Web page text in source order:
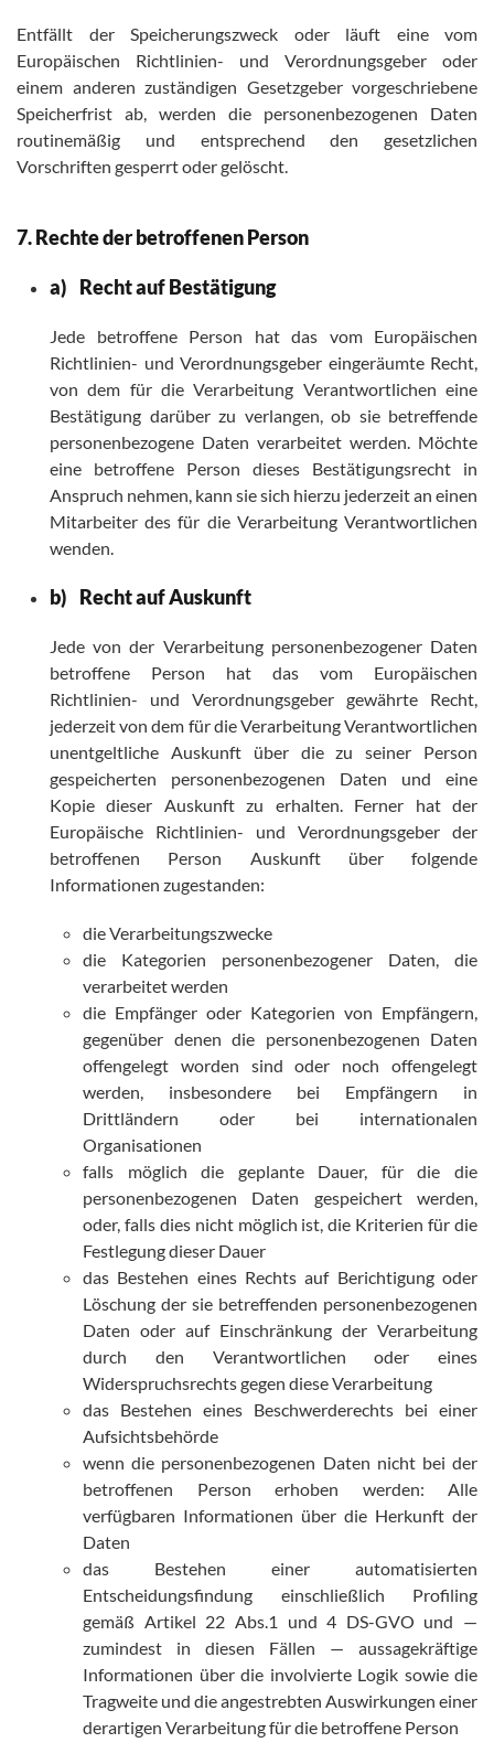
Entfällt der Speicherungszweck oder läuft eine vom
Europäischen Richtlinien- und Verordnungsgeber oder
einem anderen zuständigen Gesetzgeber vorgeschriebene
Speicherfrist ab, werden die personenbezogenen Daten
routinemäßig und entsprechend den gesetzlichen
Vorschriften gesperrt oder gelöscht.
7. Rechte der betroffenen Person
a) Recht auf Bestätigung
Jede betroffene Person hat das vom Europäischen
Richtlinien- und Verordnungsgeber eingeräumte Recht,
von dem für die Verarbeitung Verantwortlichen eine
Bestätigung darüber zu verlangen, ob sie betreffende
personenbezogene Daten verarbeitet werden. Möchte
eine betroffene Person dieses Bestätigungsrecht in
Anspruch nehmen, kann sie sich hierzu jederzeit an einen
Mitarbeiter des für die Verarbeitung Verantwortlichen
wenden.
b) Recht auf Auskunft
Jede von der Verarbeitung personenbezogener Daten
betroffene Person hat das vom Europäischen
Richtlinien- und Verordnungsgeber gewährte Recht,
jederzeit von dem für die Verarbeitung Verantwortlichen
unentgeltliche Auskunft über die zu seiner Person
gespeicherten personenbezogenen Daten und eine
Kopie dieser Auskunft zu erhalten. Ferner hat der
Europäische Richtlinien- und Verordnungsgeber der
betroffenen Person Auskunft über folgende
Informationen zugestanden:
die Verarbeitungszwecke
die Kategorien personenbezogener Daten, die
verarbeitet werden
die Empfänger oder Kategorien von Empfängern,
gegenüber denen die personenbezogenen Daten
offengelegt worden sind oder noch offengelegt
werden, insbesondere bei Empfängern in
Drittländern oder bei internationalen
Organisationen
falls möglich die geplante Dauer, für die die
personenbezogenen Daten gespeichert werden,
oder, falls dies nicht möglich ist, die Kriterien für die
Festlegung dieser Dauer
das Bestehen eines Rechts auf Berichtigung oder
Löschung der sie betreffenden personenbezogenen
Daten oder auf Einschränkung der Verarbeitung
durch den Verantwortlichen oder eines
Widerspruchsrechts gegen diese Verarbeitung
das Bestehen eines Beschwerderechts bei einer
Aufsichtsbehörde
wenn die personenbezogenen Daten nicht bei der
betroffenen Person erhoben werden: Alle
verfügbaren Informationen über die Herkunft der
Daten
das Bestehen einer automatisierten
Entscheidungsfindung einschließlich Profiling
gemäß Artikel 22 Abs.1 und 4 DS-GVO und —
zumindest in diesen Fällen — aussagekräftige
Informationen über die involvierte Logik sowie die
Tragweite und die angestrebten Auswirkungen einer
derartigen Verarbeitung für die betroffene Person